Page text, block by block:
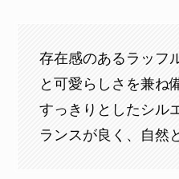
存在感のあるラッフ
と可愛らしさを兼ね
すっきりとしたシル
ランスが良く、自然